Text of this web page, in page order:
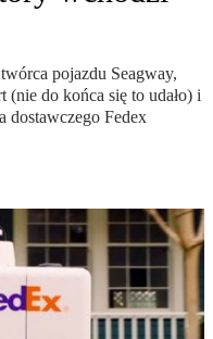
pojazdu Seagway,
do końca się to udało) i
dostawczego Fedex